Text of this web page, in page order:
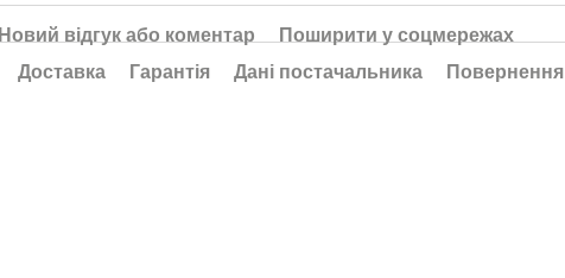
Новий відгук або коментар
Поширити у соцмережах
Доставка Гарантія Дані постачальника Повернення